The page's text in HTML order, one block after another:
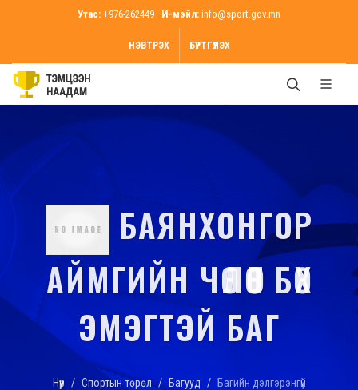
Утас: +976-262449 И-мэйл: info@sport.gov.mn
НЭВТРЭХ БҮРТГҮҮЛЭХ
БАЯНХОНГОР
АЙМГИЙН ЧӨЛӨӨТ БӨХ
ЭМЭГТЭЙ БАГ
Нүүр Спортын төрөл Багууд Багийн дэлгэрэнгүй